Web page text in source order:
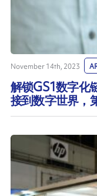
November 14th, 2023
解锁GS1数字化
接到数字世界，